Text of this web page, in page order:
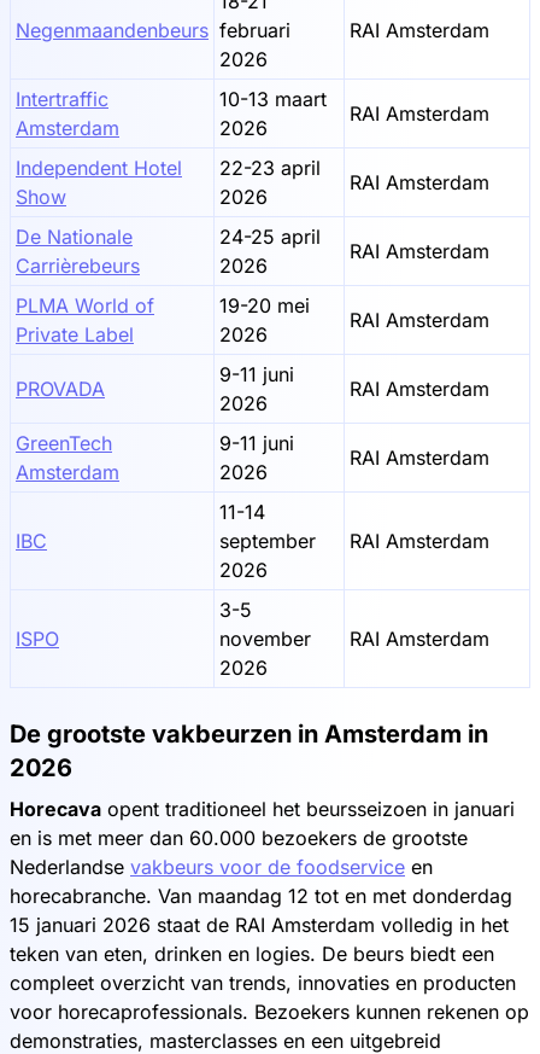
Negenmaandenbeurs februari
2026
RAI Amsterdam
Intertraffic
Amsterdam
10-13 maart
2026
RAI Amsterdam
Independent Hotel
Show
22-23 april
2026
RAI Amsterdam
De Nationale
Carrièrebeurs
24-25 april
2026
RAI Amsterdam
PLMA World of
Private Label
19-20 mei
2026
RAI Amsterdam
PROVADA
9-11 juni
2026
RAI Amsterdam
GreenTech
Amsterdam
9-11 juni
2026
RAI Amsterdam
IBC
11-14
september
2026
RAI Amsterdam
ISPO
3-5
november
2026
RAI Amsterdam
De grootste vakbeurzen in Amsterdam in
2026
Horecava opent traditioneel het beursseizoen in januari
en is met meer dan 60.000 bezoekers de grootste
Nederlandse vakbeurs voor de foodservice en
horecabranche. Van maandag 12 tot en met donderdag
15 januari 2026 staat de RAI Amsterdam volledig in het
teken van eten, drinken en logies. De beurs biedt een
compleet overzicht van trends, innovaties en producten
voor horecaprofessionals. Bezoekers kunnen rekenen op
demonstraties, masterclasses en een uitgebreid